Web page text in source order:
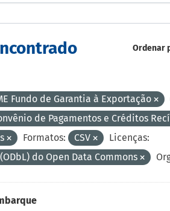
Ordenar
Fundo de Garantia à Exportação
de Pagamentos e Créditos
Formatos: CSV
Licenças:
do Open Data Commons